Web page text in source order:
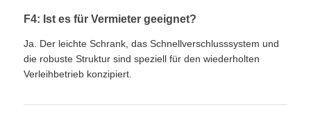
F4: Ist es für Vermieter geeignet?
Ja. Der leichte Schrank, das Schnellverschlusssystem und
die robuste Struktur sind speziell für den wiederholten
Verleihbetrieb konzipiert.